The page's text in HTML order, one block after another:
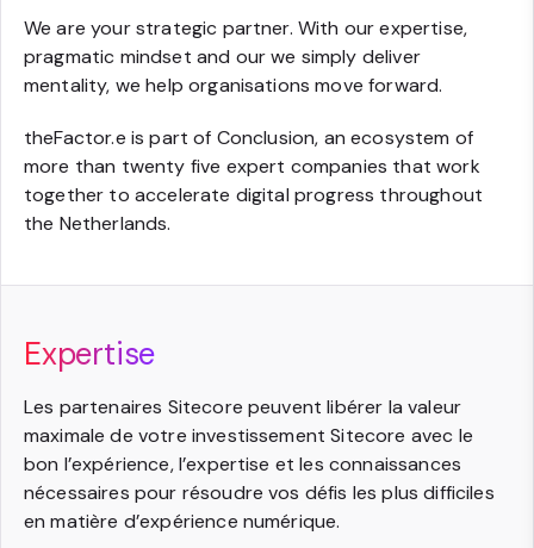
We are your strategic partner. With our expertise,
pragmatic mindset and our we simply deliver
mentality, we help organisations move forward.
theFactor.e is part of Conclusion, an ecosystem of
more than twenty five expert companies that work
together to accelerate digital progress throughout
the Netherlands.
Expertise
Les partenaires Sitecore peuvent libérer la valeur
maximale de votre investissement Sitecore avec le
bon l’expérience, l’expertise et les connaissances
nécessaires pour résoudre vos défis les plus difficiles
en matière d’expérience numérique.